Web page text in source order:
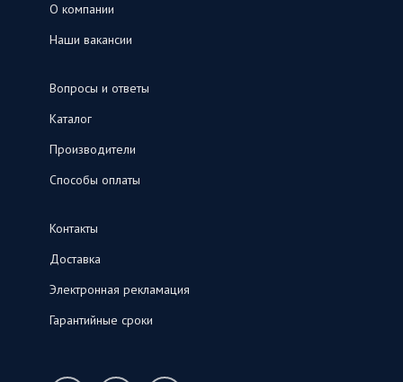
О компании
Наши вакансии
Вопросы и ответы
Каталог
Производители
Способы оплаты
Контакты
Доставка
Электронная рекламация
Гарантийные сроки